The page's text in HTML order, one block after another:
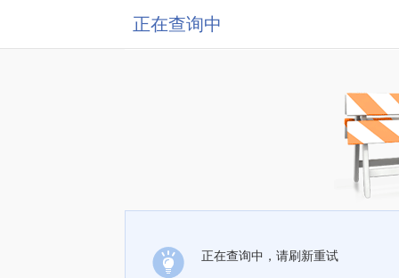
正在查询中
正在查询中，请刷新重试